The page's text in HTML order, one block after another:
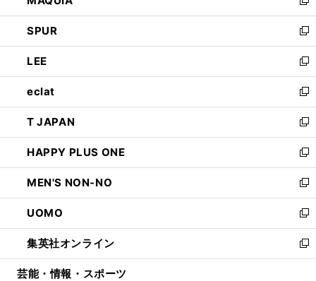
ウ
で
開
く
ン
ド
ウ
で
開
く
い
ウ
ィ
ン
ド
ウ
で
開
く
新
し
い
ウ
ィ
ン
ド
ウ
で
開
く
SPUR
新
し
い
ウ
ィ
ン
ド
ウ
で
開
く
LEE
新
し
い
ウ
ィ
ン
ド
ウ
で
開
く
eclat
新
し
い
ウ
ィ
ン
ド
ウ
で
開
く
T JAPAN
新
し
い
ウ
ィ
ン
ド
ウ
で
開
HAPPY PLUS ONE
新
し
い
ウ
ィ
ン
ド
ウ
MEN'S NON-NO
新
し
い
ウ
ィ
ン
UOMO
新
し
い
ウ
集英社オンライン
新
し
芸能・情報・スポーツ